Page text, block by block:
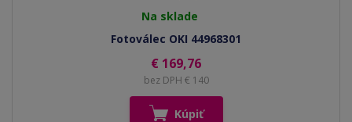
Na sklade
Fotoválec OKI 44968301
€ 169,76
bez DPH € 140
Kúpiť